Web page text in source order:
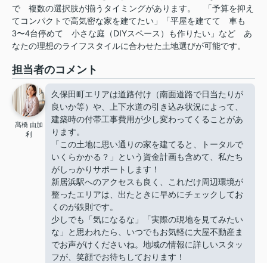
で
複数の選択肢が揃うタイミングがあります。
「予算を抑え
てコンパクトで高気密な家を建てたい」「平屋を建てて
車も
3〜4台停めて
小さな庭（DIYスペース）も作りたい」など
あ
なたの理想のライフスタイルに合わせた土地選びが可能です。
担当者のコメント
髙橋 由加
利
久保田町エリアは道路付け（南面道路で日当たりが
良いか等）や、上下水道の引き込み状況によって、
建築時の付帯工事費用が少し変わってくることがあ
ります。
「この土地に思い通りの家を建てると、トータルで
いくらかかる？」という資金計画も含めて、私たち
がしっかりサポートします！
新居浜駅へのアクセスも良く、これだけ周辺環境が
整ったエリアは、出たときに早めにチェックしてお
くのが鉄則です。
少しでも「気になるな」「実際の現地を見てみたい
な」と思われたら、いつでもお気軽に大屋不動産ま
でお声がけくださいね。地域の情報に詳しいスタッ
フが、笑顔でお待ちしております！